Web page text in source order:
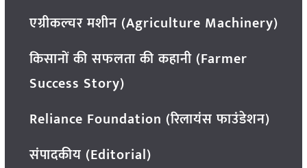
एग्रीकल्चर मशीन (Agriculture Machinery)
किसानों की सफलता की कहानी (Farmer
Success Story)
Reliance Foundation (रिलायंस फाउंडेशन)
संपादकीय (Editorial)